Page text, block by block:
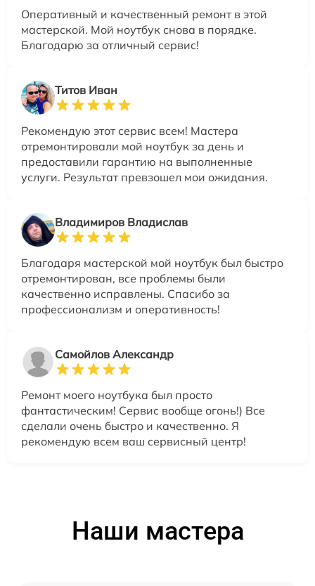
Оперативный и качественный ремонт в этой
мастерской. Мой ноутбук снова в порядке.
Благодарю за отличный сервис!
Титов Иван
Рекомендую этот сервис всем! Мастера
отремонтировали мой ноутбук за день и
предоставили гарантию на выполненные
услуги. Результат превзошел мои ожидания.
Владимиров Владислав
Благодаря мастерской мой ноутбук был быстро
отремонтирован, все проблемы были
качественно исправлены. Спасибо за
профессионализм и оперативность!
Самойлов Александр
Ремонт моего ноутбука был просто
фантастическим! Сервис вообще огонь!) Все
сделали очень быстро и качественно. Я
рекомендую всем ваш сервисный центр!
Наши мастера